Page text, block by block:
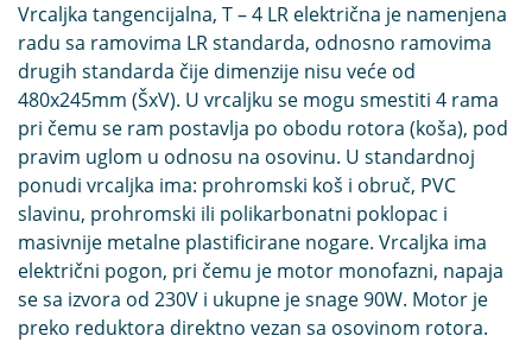
Vrcaljka tangencijalna, T – 4 LR električna je namenjena
radu sa ramovima LR standarda, odnosno ramovima
drugih standarda čije dimenzije nisu veće od
480x245mm (ŠxV). U vrcaljku se mogu smestiti 4 rama
pri čemu se ram postavlja po obodu rotora (koša), pod
pravim uglom u odnosu na osovinu. U standardnoj
ponudi vrcaljka ima: prohromski koš i obruč, PVC
slavinu, prohromski ili polikarbonatni poklopac i
masivnije metalne plastificirane nogare. Vrcaljka ima
električni pogon, pri čemu je motor monofazni, napaja
se sa izvora od 230V i ukupne je snage 90W. Motor je
preko reduktora direktno vezan sa osovinom rotora.